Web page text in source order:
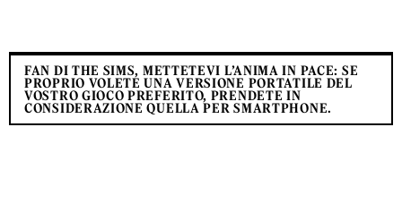
FAN DI THE SIMS, METTETEVI L’ANIMA IN PACE: SE
PROPRIO VOLETE UNA VERSIONE PORTATILE DEL
VOSTRO GIOCO PREFERITO, PRENDETE IN
CONSIDERAZIONE QUELLA PER SMARTPHONE.